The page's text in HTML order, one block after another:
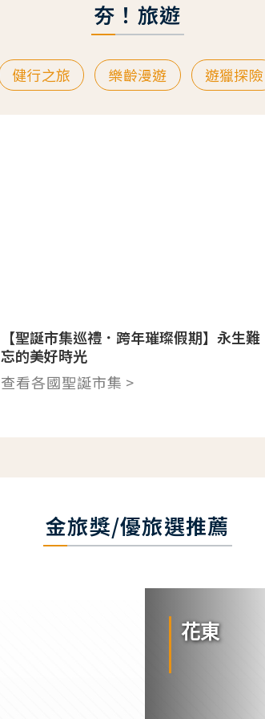
夯！旅遊
健行之旅 樂齡漫遊 遊獵探險
【聖誕市集巡禮．跨年璀璨假期】永生難
忘的美好時光
查看各國聖誕市集 >
金旅獎/優旅選推薦
花東